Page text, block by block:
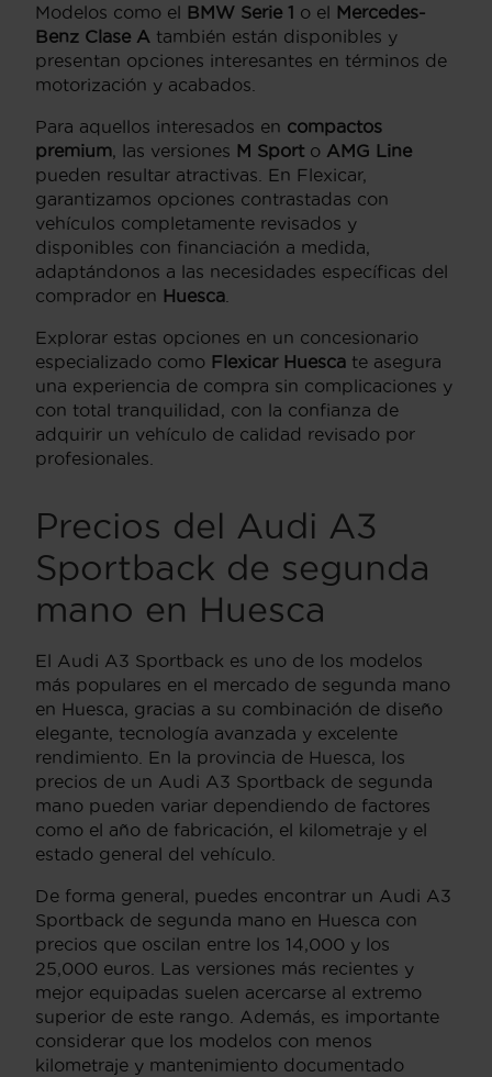
Modelos como el BMW Serie 1 o el Mercedes-
Benz Clase A también están disponibles y
presentan opciones interesantes en términos de
motorización y acabados.
Para aquellos interesados en compactos
premium, las versiones M Sport o AMG Line
pueden resultar atractivas. En Flexicar,
garantizamos opciones contrastadas con
vehículos completamente revisados y
disponibles con financiación a medida,
adaptándonos a las necesidades específicas del
comprador en Huesca
Explorar estas opciones en un concesionario
especializado como Flexicar Huesca te asegura
una experiencia de compra sin complicaciones y
con total tranquilidad, con la confianza de
adquirir un vehículo de calidad revisado por
profesionales.
Precios del Audi A3
Sportback de segunda
mano en Huesca
El Audi A3 Sportback es uno de los modelos
más populares en el mercado de segunda mano
en Huesca, gracias a su combinación de diseño
elegante, tecnología avanzada y excelente
rendimiento. En la provincia de Huesca, los
precios de un Audi A3 Sportback de segunda
mano pueden variar dependiendo de factores
como el año de fabricación, el kilometraje y el
estado general del vehículo.
De forma general, puedes encontrar un Audi A3
Sportback de segunda mano en Huesca con
precios que oscilan entre los 14,000 y los
25,000 euros. Las versiones más recientes y
mejor equipadas suelen acercarse al extremo
superior de este rango. Además, es importante
considerar que los modelos con menos
kilometraje y mantenimiento documentado